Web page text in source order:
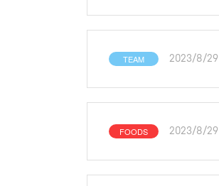
TEAM 2023/8/29
FOODS 2023/8/29